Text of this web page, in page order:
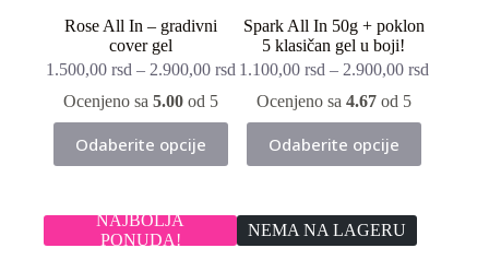
Rose All In – gradivni
cover gel
1.500,00 rsd – 2.900,00 rsd
Ocenjeno sa 5.00od 5
Odaberite opcije
proizvod
ima
Opcije
mogu
Spark All In 50g + poklon
5 klasičan gel u boji!
1.100,00 rsd – 2.900,00 rsd
Ocenjeno sa 4.67od 5
Odaberite opcije
proizvod
ima
Opcije
mogu
NAJBOLJA
PONUDA!
NEMA NA LAGERU